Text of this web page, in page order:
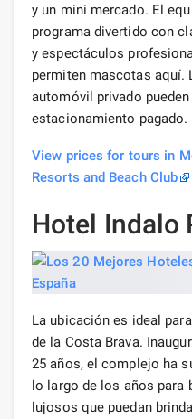
y un mini mercado. El
programa divertido con
y espectáculos
permiten mascotas aquí.
automóvil privado
estacionamiento pagado.
View prices for tours in
Resorts and Beach Club
Hotel Indalo
La ubicación es ideal
de la Costa Brava.
25 años, el complejo ha
lo largo de los años para
lujosos que puedan